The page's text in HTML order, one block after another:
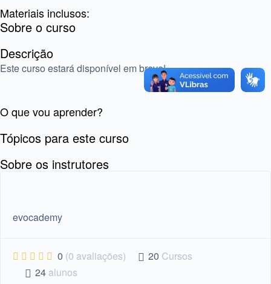
Materiais inclusos:
Sobre o curso
Descrição
Este curso estará disponível em breve!
O que vou aprender?
Tópicos para este curso
Sobre os instrutores
evocademy
0 (0 avaliações) 20 Cursos
24 alunos